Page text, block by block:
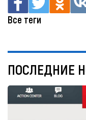
Все теги
ПОСЛЕДНИЕ